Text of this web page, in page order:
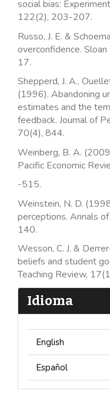
social bias:
122(2), 203-207.
Russo, J. E. &
overconfidence.
17.
Shepperd, J. A.,
(1996). Abandoning
estimates and the
feedback. Journal of
70(4), 844.
Weinberg, B. A.
Pacific Economic
-515.
Weinstein, N. D.
perceptions. Annals
140.
Wesson, C. J. &
beliefs and student
Teaching Review,
Idioma
English
Español